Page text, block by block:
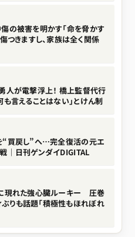
の被害を明かす「命を脅かす
つきますし、家族は全く関係
人が電撃浮上！ 橋上監督代行
言えることはない」とけん制
“買戻し”へ…完全復活の元エ
｜日刊ゲンダイDIGITAL
現れた強心臓ルーキー 圧巻
りも話題「積極性もほれぼれ